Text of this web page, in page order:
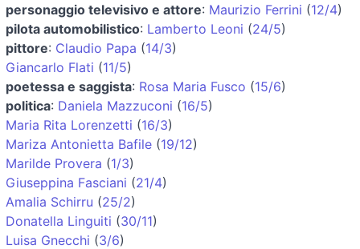
personaggio televisivo e attore: Maurizio Ferrini (12/4)
pilota automobilistico: Lamberto Leoni (24/5)
pittore: Claudio Papa (14/3)
Giancarlo Flati (11/5)
poetessa e saggista: Rosa Maria Fusco (15/6)
politica: Daniela Mazzuconi (16/5)
Maria Rita Lorenzetti (16/3)
Mariza Antonietta Bafile (19/12)
Marilde Provera (1/3)
Giuseppina Fasciani (21/4)
Amalia Schirru (25/2)
Donatella Linguiti (30/11)
Luisa Gnecchi (3/6)